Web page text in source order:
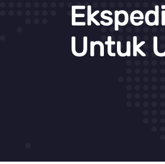
Untuk